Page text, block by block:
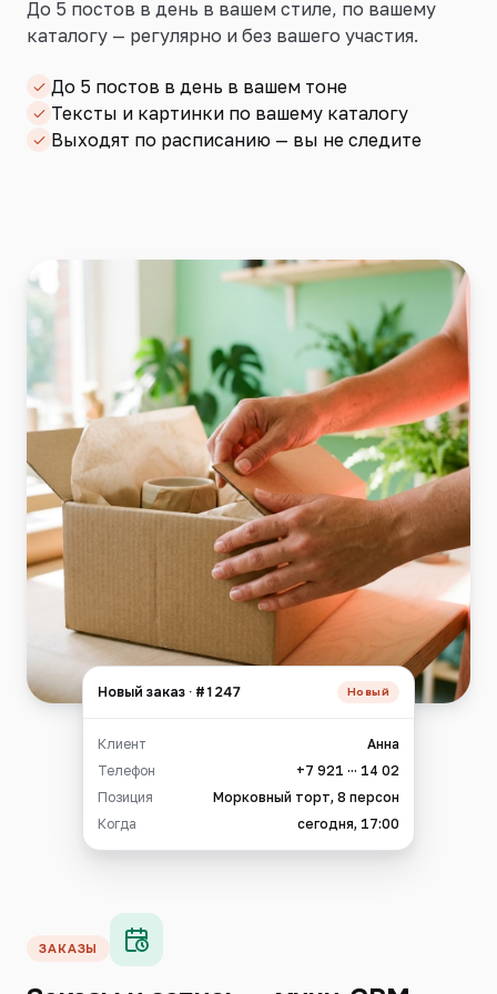
До 5 постов в день в вашем стиле, по вашему
каталогу — регулярно и без вашего участия.
До 5 постов в день в вашем тоне
Тексты и картинки по вашему каталогу
Выходят по расписанию — вы не следите
Новый заказ · #1247 Новый
Клиент
Анна
Телефон
+7 921 ··· 14 02
Позиция
Морковный торт, 8 персон
Когда
сегодня, 17:00
ЗАКАЗЫ